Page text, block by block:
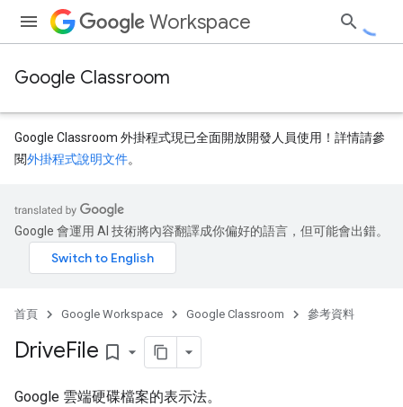
Workspace
Google Classroom
Google Classroom 外掛程式現已全面開放開發人員使用！詳情請參
閱外掛程式說明文件。
Google 會運用 AI 技術將內容翻譯成你偏好的語言，但可能會出錯。
首頁 Google Workspace Google Classroom 參考資料
DriveFile bookmark_border
Google 雲端硬碟檔案的表示法。